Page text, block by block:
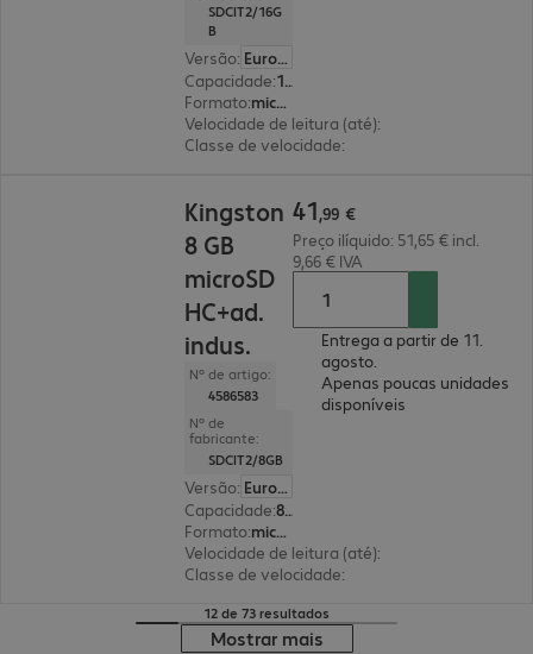
SDCIT2/16G
B
Versão:
Europa
Capacidade: 16 GB
Formato:
microSDHC
Velocidade de leitura (até):
Classe de velocidade:
Kingston
8 GB
microSD
HC+ad.
indus.
Nº de artigo:
4586583
Nº de
fabricante:
SDCIT2/8GB
Versão:
Europa
Capacidade: 8 GB
Formato:
microSDHC
Velocidade de leitura (até):
Classe de velocidade:
41,99 €
Preço ilíquido: 51,65 € incl.
9,66 € IVA
Entrega a partir de 11.
agosto.
Apenas poucas unidades
disponíveis
12 de 73 resultados
Mostrar mais